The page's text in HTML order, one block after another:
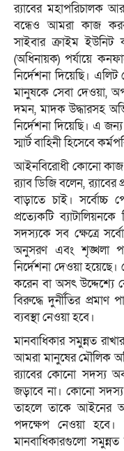
র‌্যাবের মহাপরিচালক
বন্ধেও আমরা কাজ
সাইবার ক্রাইম
(অধিনায়ক) পর্যায়ে
নির্দেশনা দিয়েছি।
মানুষকে সেবা দেওয়া,
দমন, মাদক উদ্ধারসহ
নির্দেশনা দিয়েছি। এ
স্মার্ট বাহিনী হিসেবে
আইনবিরোধী কোনো কাজ
র‌্যাব ডিজি বলেন,
বাড়াতে চাই। সর্বোচ্চ
প্রত্যেকটি ব্যাটালিয়নকে
সদস্যকে সব ক্ষেত্রে
অনুসরণ এবং শৃঙ্খলা
নির্দেশনা দেওয়া
করেন বা অসৎ
বিরুদ্ধে দুর্নীতির প্রমাণ
ব্যবস্থা নেওয়া হবে।
মানবাধিকার সমুন্নত
আমরা মানুষের মৌলিক
র‌্যাবের কোনো সদস্য
জড়াবে না। কোনো সদস্য
তাহলে তাকে আইনের
পদক্ষেপ নেওয়া হবে।
মানবাধিকারগুলো